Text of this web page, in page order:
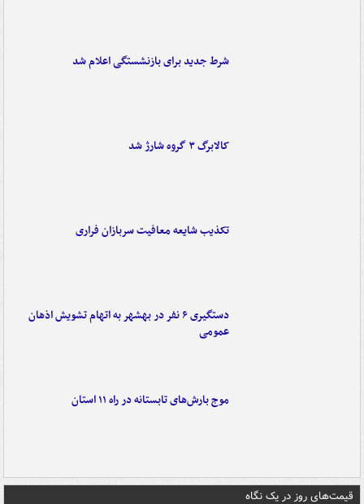
شرط جدید برای بازنشستگی اعلام شد
کالابرگ ۳ گروه شارژ شد
تکذیب شایعه معافیت سربازان فراری
دستگیری ۶ نفر در بهشهر به اتهام تشویش اذهان
عمومی
موج بارش‌های تابستانه در راه ۱۱ استان
قیمت‌های روز در یک نگاه